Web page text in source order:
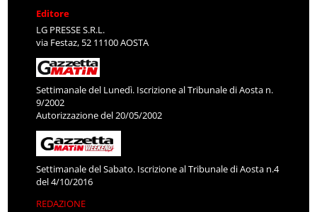
Editore
LG PRESSE S.R.L.
via Festaz, 52 11100 AOSTA
Settimanale del Lunedì. Iscrizione al Tribunale di Aosta n.
9/2002
Autorizzazione del 20/05/2002
Settimanale del Sabato. Iscrizione al Tribunale di Aosta n.4
del 4/10/2016
REDAZIONE